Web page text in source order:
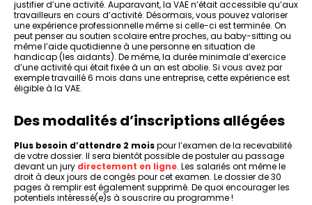
justifier d’une activité. Auparavant, la VAE n’était accessible qu’aux
travailleurs en cours d’activité. Désormais, vous pouvez valoriser
une expérience professionnelle même si celle-ci est terminée. On
peut penser au soutien scolaire entre proches, au baby-sitting ou
même l’aide quotidienne à une personne en situation de
handicap (les aidants). De même, la durée minimale d’exercice
d’une activité qui était fixée à un an est abolie. Si vous avez par
exemple travaillé 6 mois dans une entreprise, cette expérience est
éligible à la VAE.
Des modalités d’inscriptions allégées
Plus besoin d’attendre 2 moispour l’examen de la recevabilité
de votre dossier. Il sera bientôt possible de postuler au passage
devant un jury directement en ligne. Les salariés ont même le
droit à deux jours de congés pour cet examen. Le dossier de 30
pages à remplir est également supprimé. De quoi encourager les
potentiels intéressé(e)s à souscrire au programme !